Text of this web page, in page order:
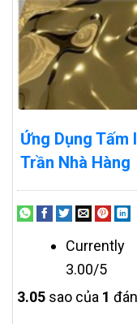
Ứng Dụng Tấm
Trần Nhà Hàng
Currently
3.00/5
3.05 sao của 1